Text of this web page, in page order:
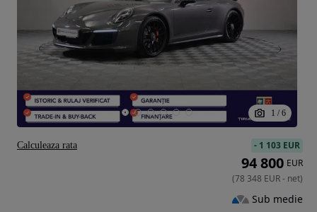
1 / 6
- 1 103 EUR
94 800 EUR
(78 348 EUR- net)
Sub medie
Calculeaza rata